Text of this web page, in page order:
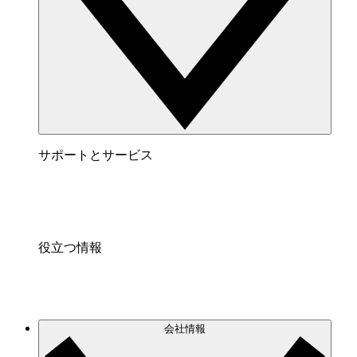
サポートとサービス
役立つ情報
会社情報